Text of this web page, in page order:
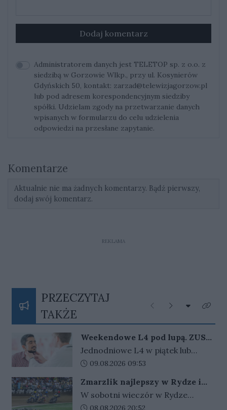
Dodaj komentarz
Administratorem danych jest TELETOP sp. z o.o. z
siedzibą w Gorzowie Wlkp., przy ul. Kosynierów
Gdyńskich 50, kontakt: zarzad@telewizjagorzow.pl
lub pod adresem korespondencyjnym siedziby
spółki. Udzielam zgody na przetwarzanie danych
wpisanych w formularzu do celu udzielenia
odpowiedzi na przesłane zapytanie.
Komentarze
Aktualnie nie ma żadnych komentarzy. Bądź pierwszy,
dodaj swój komentarz.
REKLAMA
PRZECZYTAJ
TAKŻE
Poprzednie
Następne
Rozwiń
Kliknij
Weekendowe L4 pod lupą. ZUS
zapowiada więcej kontroli
Jednodniowe L4 w piątek lub
poniedziałek może wydłużyć
zwolnień i zapowiada, że dzięki
nowym przepisom łatwiej
Data dodania artykułu:
09.08.2026 09:53
Zmarzlik najlepszy w Rydze i
ponownie ze złotym plastronem!
W sobotni wieczór w Rydze
odbyło się Grand Prix Łotwy. W
Data dodania artykułu:
08.08.2026 20:52